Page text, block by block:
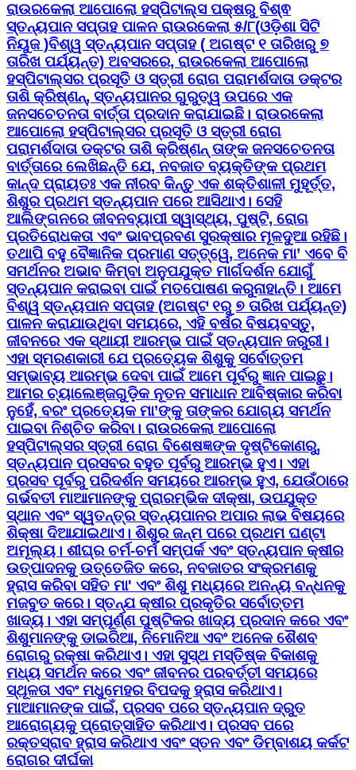
ରାଉରକେଲା ଆପୋଲୋ ହସ୍ପିଟାଲ୍ସ ପକ୍ଷରୁ ବିଶ୍ଵ
ସ୍ତନ୍ୟପାନ ସପ୍ତାହ ପାଳନ ରାଉରକେଲା ୫/୮(ଓଡ଼ିଶା ସିଟି
ନିୟୁଜ )ବିଶ୍ୱ ସ୍ତନ୍ୟପାନ ସପ୍ତାହ ( ଅଗଷ୍ଟ ୧ ତାରିଖରୁ ୭
ତାରିଖ ପର୍ଯ୍ୟନ୍ତ) ଅବସରରେ, ରାଉରକେଲା ଆପୋଲୋ
ହସ୍ପିଟାଲ୍ସର ପ୍ରସୂତି ଓ ସ୍ତ୍ରୀ ରୋଗ ପରାମର୍ଶଦାତା ଡକ୍ଟର
ତାଶି କ୍ରିଷ୍ଣନ୍, ସ୍ତନ୍ୟପାନର ଗୁରୁତ୍ୱ ଉପରେ ଏକ
ଜନସଚେତନତା ବାର୍ତ୍ତା ପ୍ରଦାନ କରାଯାଇଛି। ରାଉରକେଲା
ଆପୋଲୋ ହସ୍ପିଟାଲ୍ସର ପ୍ରସୂତି ଓ ସ୍ତ୍ରୀ ରୋଗ
ପରାମର୍ଶଦାତା ଡକ୍ଟର ତାଶି କ୍ରିଷ୍ଣନ୍ ତାଙ୍କ ଜନସଚେତନତା
ବାର୍ତ୍ତାରେ ଲେଖିଛନ୍ତି ଯେ, ନବଜାତ ବ୍ୟକ୍ତିଙ୍କ ପ୍ରଥମ
କାନ୍ଦ ପ୍ରାୟତଃ ଏକ ନୀରବ କିନ୍ତୁ ଏକ ଶକ୍ତିଶାଳୀ ମୁହୂର୍ତ୍ତ,
ଶିଶୁର ପ୍ରଥମ ସ୍ତନ୍ୟପାନ ପରେ ଆସିଥାଏ। ସେହି
ଆଲିଙ୍ଗନରେ ଜୀବନବ୍ୟାପୀ ସ୍ୱାସ୍ଥ୍ୟ, ପୁଷ୍ଟି, ରୋଗ
ପ୍ରତିରୋଧକତା ଏବଂ ଭାବପ୍ରବଣ ସୁରକ୍ଷାର ମୂଳଦୁଆ ରହିଛି।
ତଥାପି ବହୁ ବୈଜ୍ଞାନିକ ପ୍ରମାଣ ସତ୍ତ୍ୱେ, ଅନେକ ମା’ ଏବେ ବି
ସମର୍ଥନର ଅଭାବ କିମ୍ବା ଅନୁପଯୁକ୍ତ ମାର୍ଗଦର୍ଶନ ଯୋଗୁଁ
ସ୍ତନ୍ୟପାନ କରାଇବା ପାଇଁ ମତପୋଷଣ କରୁନାହାନ୍ତି। ଆମେ
ବିଶ୍ୱ ସ୍ତନ୍ୟପାନ ସପ୍ତାହ (ଅଗଷ୍ଟ ୧ରୁ ୭ ତାରିଖ ପର୍ଯ୍ୟନ୍ତ)
ପାଳନ କରାଯାଉଥିବା ସମୟରେ, ଏହି ବର୍ଷର ବିଷୟବସ୍ତୁ,
ଜୀବନରେ ଏକ ସ୍ଥାୟୀ ଆରମ୍ଭ ପାଇଁ ସ୍ତନ୍ୟପାନ ଜରୁରୀ।
ଏହା ସ୍ମରଣକାରୀ ଯେ ପ୍ରତ୍ୟେକ ଶିଶୁକୁ ସର୍ବୋତ୍ତମ
ସମ୍ଭାବ୍ୟ ଆରମ୍ଭ ଦେବା ପାଇଁ ଆମେ ପୂର୍ବରୁ ଜ୍ଞାନ ପାଇଛୁ।
ଆମର ଚ୍ୟାଲେଞ୍ଜଗୁଡ଼ିକ ନୂତନ ସମାଧାନ ଆବିଷ୍କାର କରିବା
ନୁହେଁ, ବରଂ ପ୍ରତ୍ୟେକ ମା’ଙ୍କୁ ତାଙ୍କର ଯୋଗ୍ୟ ସମର୍ଥନ
ପାଇବା ନିଶ୍ଚିତ କରିବା। ରାଉରକେଲା ଆପୋଲୋ
ହସ୍ପିଟାଲ୍ସର ସ୍ତ୍ରୀ ରୋଗ ବିଶେଷଜ୍ଞଙ୍କ ଦୃଷ୍ଟିକୋଣରୁ,
ସ୍ତନ୍ୟପାନ ପ୍ରସବର ବହୁତ ପୂର୍ବରୁ ଆରମ୍ଭ ହୁଏ। ଏହା
ପ୍ରସବ ପୂର୍ବରୁ ପରିଦର୍ଶନ ସମୟରେ ଆରମ୍ଭ ହୁଏ, ଯେଉଁଠାରେ
ଗର୍ଭବତୀ ମାଆମାନଙ୍କୁ ପ୍ରାରମ୍ଭିକ ଦୀକ୍ଷା, ଉପଯୁକ୍ତ
ସ୍ଥାନ ଏବଂ ସ୍ୱତନ୍ତ୍ର ସ୍ତନ୍ୟପାନର ଅପାର ଲାଭ ବିଷୟରେ
ଶିକ୍ଷା ଦିଆଯାଇଥାଏ। ଶିଶୁର ଜନ୍ମ ପରେ ପ୍ରଥମ ଘଣ୍ଟା
ଅମୂଲ୍ୟ। ଶୀଘ୍ର ଚର୍ମ-ଚର୍ମ ସମ୍ପର୍କ ଏବଂ ସ୍ତନ୍ୟପାନ କ୍ଷୀର
ଉତ୍ପାଦନକୁ ଉତ୍ତେଜିତ କରେ, ନବଜାତର ସଂକ୍ରମଣକୁ
ହ୍ରାସ କରିବା ସହିତ ମା' ଏବଂ ଶିଶୁ ମଧ୍ୟରେ ଅନନ୍ୟ ବନ୍ଧନକୁ
ମଜବୁତ କରେ। ସ୍ତନ୍ଯ କ୍ଷୀର ପ୍ରକୃତିର ସର୍ବୋତ୍ତମ
ଖାଦ୍ୟ। ଏହା ସମ୍ପୂର୍ଣ୍ଣ ପୁଷ୍ଟିକର ଖାଦ୍ୟ ପ୍ରଦାନ କରେ ଏବଂ
ଶିଶୁମାନଙ୍କୁ ଡାଇରିଆ, ନିମୋନିଆ ଏବଂ ଅନେକ ଶୈଶବ
ରୋଗରୁ ରକ୍ଷା କରିଥାଏ। ଏହା ସୁସ୍ଥ ମସ୍ତିଷ୍କ ବିକାଶକୁ
ମଧ୍ୟ ସମର୍ଥନ କରେ ଏବଂ ଜୀବନର ପରବର୍ତ୍ତୀ ସମୟରେ
ସ୍ଥୂଳତା ଏବଂ ମଧୁମେହର ବିପଦକୁ ହ୍ରାସ କରିଥାଏ।
ମାଆମାନଙ୍କ ପାଇଁ, ପ୍ରସବ ପରେ ସ୍ତନ୍ୟପାନ ଦ୍ରୁତ
ଆରୋଗ୍ୟକୁ ପ୍ରୋତ୍ସାହିତ କରିଥାଏ। ପ୍ରସବ ପରେ
ରକ୍ତସ୍ରାବ ହ୍ରାସ କରିଥାଏ ଏବଂ ସ୍ତନ ଏବଂ ଡିମ୍ବାଶୟ କର୍କଟ
ରୋଗର ଦୀର୍ଘକା